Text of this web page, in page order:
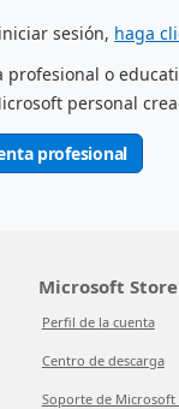
sesión, haga
profesional o
personal
profesional
Microsoft Store
Perfil de la cuenta
Centro de descarga
Soporte de Microsoft